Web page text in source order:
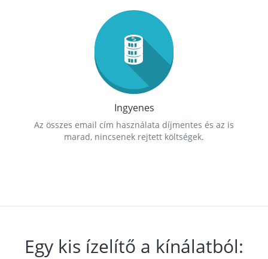
Ingyenes
Az összes email cím használata díjmentes és az is
marad, nincsenek rejtett költségek.
Egy kis ízelítő a kínálatból: